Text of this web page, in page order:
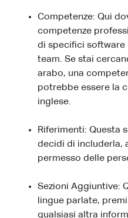
Competenze: Qui
competenze
di specifici software
team. Se stai
arabo, una
potrebbe essere la
inglese.
Riferimenti: Questa
decidi di includerla,
permesso delle
Sezioni Aggiuntive:
lingue parlate,
qualsiasi altra